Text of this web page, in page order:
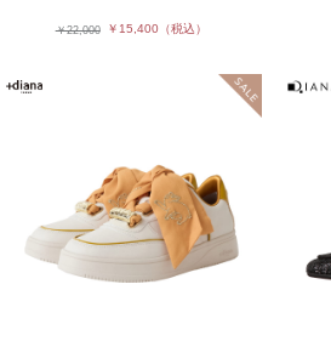
￥22,000 ￥15,400（税込）